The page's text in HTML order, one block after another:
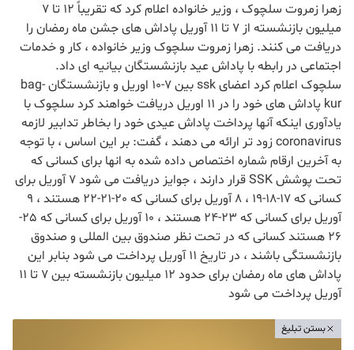
زهرا زمروت سلچوک ، وزیر خانواده اعلام کرد که تقریباً 12 تا 7
میلیون بازنشسته از 7 تا 11 آوریل پاداش های جشن ماه رمضان را
دریافت می کنند. زهرا زمروت سلچوک وزیر خانواده ، کار و خدمات
اجتماعی در رابطه با پاداش عید بازنشستگان بیانیه ای داد.
سلچوک اعلام کرد اعضای ssk بین 7-10 اوریل و بازنشستگان bag-
kur پاداش های خود را در 11 اوریل دریافت خواهند کرد سلچوک با
یادآوری اینکه آنها پرداخت پاداش عیدی خود را بخاطر تدابیر لازمه
coronavirus زود تر ارائه می دهند ، گفت: بر این اساس ، با توجه
به آخرین ارقام شماره اختصاص داده شده به انها برای کسانی که
تحت پوشش SSK قرار دارند ، جوایز دریافت می شود 7 آوریل برای
کسانی که 17-18-19 ، 8 آوریل برای کسانی که 20-21-22 هستند ، 9
آوریل برای کسانی که 23-24 هستند ، 10 آوریل برای کسانی که 25-
26 هستند کسانی که در تحت نظر صندوق بین المللی و صندوق
بازنشستگی باشند ، در تاریخ 11 آوریل پرداخت می شود بنابر این
پاداش های ماه رمضان برای حدود 12 میلیون بازنشسته بین 7 تا 11
آوریل پرداخت می شود
بستن تبلیغ